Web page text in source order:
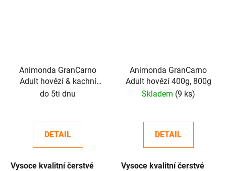
Animonda GranCarno
Adult hovězí & kachní
srdce 400g, 800g
do 5ti dnu
DETAIL
Vysoce kvalitní čerstvé
Animonda GranCarno
Adult hovězí 400g, 800g
Skladem (9 ks)
DETAIL
Vysoce kvalitní čerstvé